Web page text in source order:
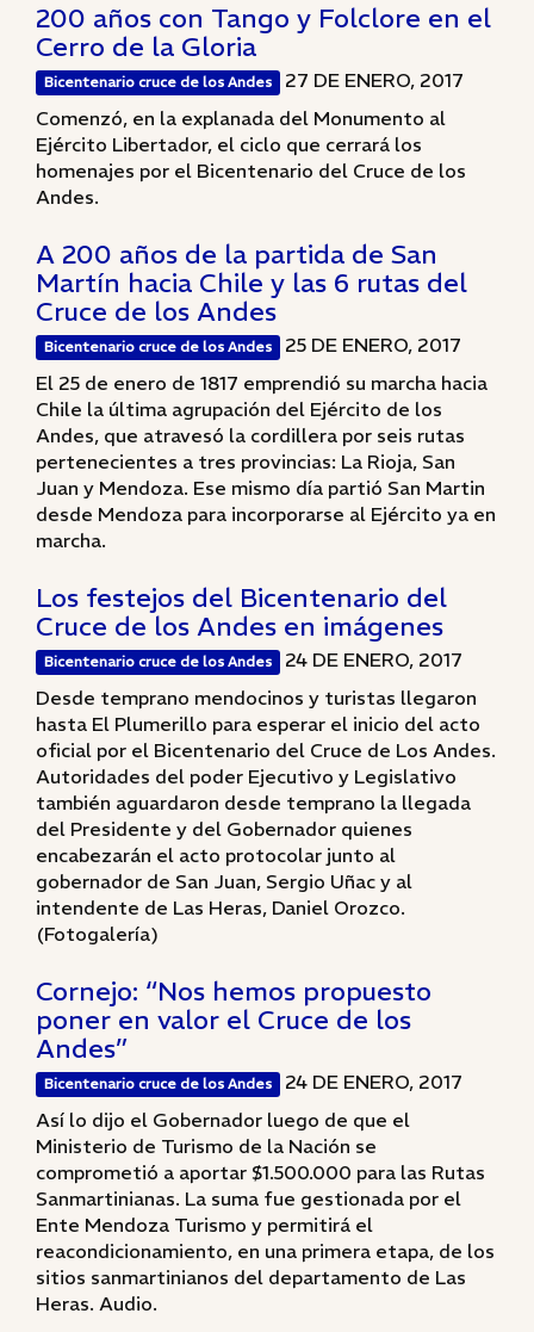
200 años con Tango y Folclore en el
Cerro de la Gloria
Bicentenario cruce de los Andes
27 DE ENERO, 2017
Comenzó, en la explanada del Monumento al
Ejército Libertador, el ciclo que cerrará los
homenajes por el Bicentenario del Cruce de los
Andes.
A 200 años de la partida de San
Martín hacia Chile y las 6 rutas del
Cruce de los Andes
Bicentenario cruce de los Andes
25 DE ENERO, 2017
El 25 de enero de 1817 emprendió su marcha hacia
Chile la última agrupación del Ejército de los
Andes, que atravesó la cordillera por seis rutas
pertenecientes a tres provincias: La Rioja, San
Juan y Mendoza. Ese mismo día partió San Martin
desde Mendoza para incorporarse al Ejército ya en
marcha.
Los festejos del Bicentenario del
Cruce de los Andes en imágenes
Bicentenario cruce de los Andes
24 DE ENERO, 2017
Desde temprano mendocinos y turistas llegaron
hasta El Plumerillo para esperar el inicio del acto
oficial por el Bicentenario del Cruce de Los Andes.
Autoridades del poder Ejecutivo y Legislativo
también aguardaron desde temprano la llegada
del Presidente y del Gobernador quienes
encabezarán el acto protocolar junto al
gobernador de San Juan, Sergio Uñac y al
intendente de Las Heras, Daniel Orozco.
(Fotogalería)
Cornejo: “Nos hemos propuesto
poner en valor el Cruce de los
Andes”
Bicentenario cruce de los Andes
24 DE ENERO, 2017
Así lo dijo el Gobernador luego de que el
Ministerio de Turismo de la Nación se
comprometió a aportar $1.500.000 para las Rutas
Sanmartinianas. La suma fue gestionada por el
Ente Mendoza Turismo y permitirá el
reacondicionamiento, en una primera etapa, de los
sitios sanmartinianos del departamento de Las
Heras. Audio.